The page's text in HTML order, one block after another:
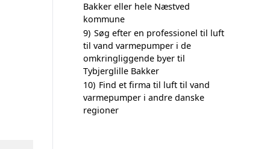
Bakker eller hele Næstved
kommune
9) Søg efter en professionel til luft
til vand varmepumper i de
omkringliggende byer til
Tybjerglille Bakker
10) Find et firma til luft til vand
varmepumper i andre danske
regioner